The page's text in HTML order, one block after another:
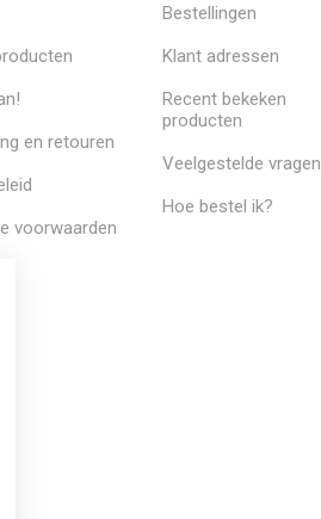
en retouren
voorwaarden
Bestellingen
Klant adressen
Recent bekeken
producten
Veelgestelde vragen
Hoe bestel ik?